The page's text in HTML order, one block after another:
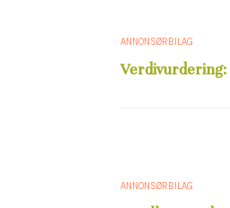
ANNONSØRBILAG
ANNONSØRBILAG